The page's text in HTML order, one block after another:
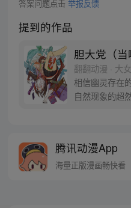
答案问题点击 举报反馈
提到的作品
胆大党（当
翻翻动漫 · 大
相信幽灵存在
自然现象的超
腾讯动漫App
海量正版漫画畅快看